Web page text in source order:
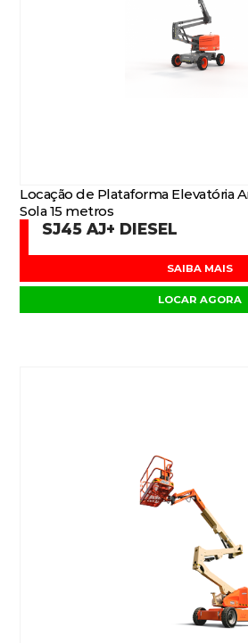
Locação de Plataforma Elevatória
Sola 15 metros
SJ45 AJ+ DIESEL
SAIBA MAIS
LOCAR AGORA